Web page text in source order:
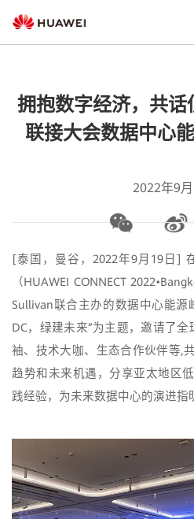
拥抱数字经济，共
联接大会数据中心
2022年9月
[泰国，曼谷，2022年9月19日]
（HUAWEI CONNECT
Sullivan联合主办的数据中心能源
DC，绿建未来”为主题，邀请了
袖、技术大咖、生态合作伙伴等,
趋势和未来机遇，分享亚太地区
践经验，为未来数据中心的演进指